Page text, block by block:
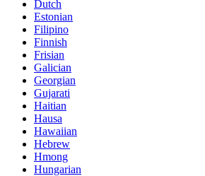
Dutch
Estonian
Filipino
Finnish
Frisian
Galician
Georgian
Gujarati
Haitian
Hausa
Hawaiian
Hebrew
Hmong
Hungarian